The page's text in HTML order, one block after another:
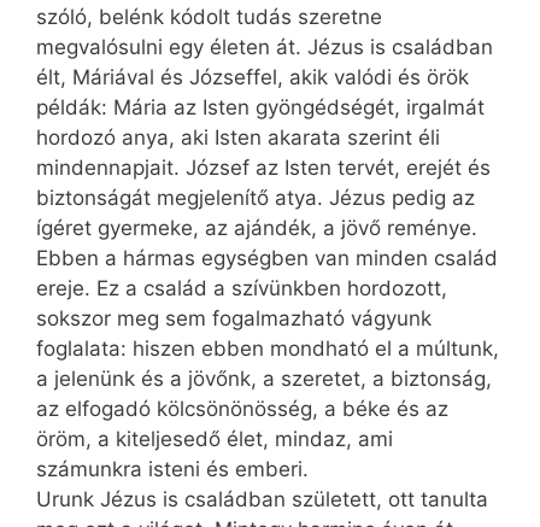
szóló, belénk kódolt tudás szeretne
megvalósulni egy életen át. Jézus is családban
élt, Máriával és Józseffel, akik valódi és örök
példák: Mária az Isten gyöngédségét, irgalmát
hordozó anya, aki Isten akarata szerint éli
mindennapjait. József az Isten tervét, erejét és
biztonságát megjelenítő atya. Jézus pedig az
ígéret gyermeke, az ajándék, a jövő reménye.
Ebben a hármas egységben van minden család
ereje. Ez a család a szívünkben hordozott,
sokszor meg sem fogalmazható vágyunk
foglalata: hiszen ebben mondható el a múltunk,
a jelenünk és a jövőnk, a szeretet, a biztonság,
az elfogadó kölcsönönösség, a béke és az
öröm, a kiteljesedő élet, mindaz, ami
számunkra isteni és emberi.
Urunk Jézus is családban született, ott tanulta